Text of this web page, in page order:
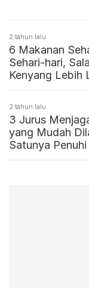
2 tahun lalu
6 Makanan
Sehari-hari,
Kenyang Lebih
2 tahun lalu
3 Jurus
yang Mudah
Satunya